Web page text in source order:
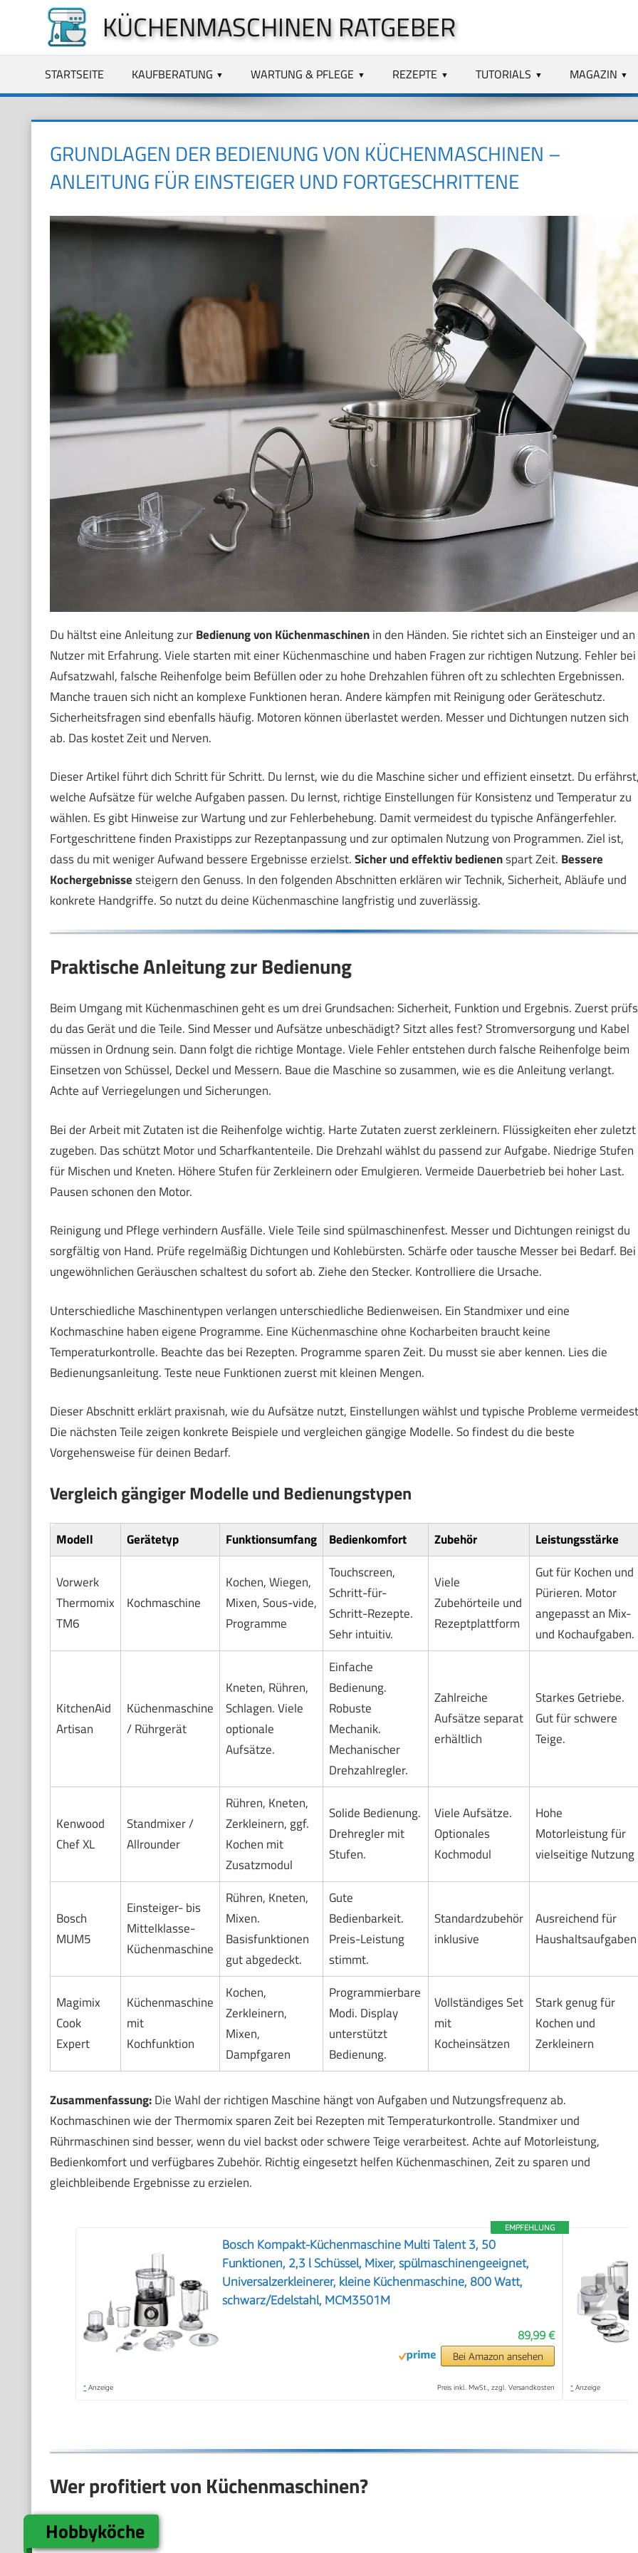
springen
KÜCHENMASCHINEN RATGEBER
STARTSEITE KAUFBERATUNG WARTUNG & PFLEGE REZEPTE TUTORIALS MAGAZIN
GRUNDLAGEN DER BEDIENUNG VON KÜCHENMASCHINEN –
ANLEITUNG FÜR EINSTEIGER UND FORTGESCHRITTENE
Du hältst eine Anleitung zurBedienung von Küchenmaschinenin den Händen. Sie richtet sich an Einsteiger und an
Nutzer mit Erfahrung. Viele starten mit einer Küchenmaschine und haben Fragen zur richtigen Nutzung. Fehler bei
Aufsatzwahl, falsche Reihenfolge beim Befüllen oder zu hohe Drehzahlen führen oft zu schlechten Ergebnissen.
Manche trauen sich nicht an komplexe Funktionen heran. Andere kämpfen mit Reinigung oder Geräteschutz.
Sicherheitsfragen sind ebenfalls häufig. Motoren können überlastet werden. Messer und Dichtungen nutzen sich
ab. Das kostet Zeit und Nerven.
Dieser Artikel führt dich Schritt für Schritt. Du lernst, wie du die Maschine sicher und effizient einsetzt. Du
welche Aufsätze für welche Aufgaben passen. Du lernst, richtige Einstellungen für Konsistenz und Temperatur zu
wählen. Es gibt Hinweise zur Wartung und zur Fehlerbehebung. Damit vermeidest du typische Anfängerfehler.
Fortgeschrittene finden Praxistipps zur Rezeptanpassung und zur optimalen Nutzung von Programmen. Ziel ist,
dass du mit weniger Aufwand bessere Ergebnisse erzielst.Sicher und effektiv bedienenspart Zeit. Bessere
Kochergebnissesteigern den Genuss. In den folgenden Abschnitten erklären wir Technik, Sicherheit, Abläufe und
konkrete Handgriffe. So nutzt du deine Küchenmaschine langfristig und zuverlässig.
Praktische Anleitung zur Bedienung
Beim Umgang mit Küchenmaschinen geht es um drei Grundsachen: Sicherheit, Funktion und Ergebnis. Zuerst
du das Gerät und die Teile. Sind Messer und Aufsätze unbeschädigt? Sitzt alles fest? Stromversorgung und Kabel
müssen in Ordnung sein. Dann folgt die richtige Montage. Viele Fehler entstehen durch falsche Reihenfolge beim
Einsetzen von Schüssel, Deckel und Messern. Baue die Maschine so zusammen, wie es die Anleitung verlangt.
Achte auf Verriegelungen und Sicherungen.
Bei der Arbeit mit Zutaten ist die Reihenfolge wichtig. Harte Zutaten zuerst zerkleinern. Flüssigkeiten eher zuletzt
zugeben. Das schützt Motor und Scharfkantenteile. Die Drehzahl wählst du passend zur Aufgabe. Niedrige Stufen
für Mischen und Kneten. Höhere Stufen für Zerkleinern oder Emulgieren. Vermeide Dauerbetrieb bei hoher Last.
Pausen schonen den Motor.
Reinigung und Pflege verhindern Ausfälle. Viele Teile sind spülmaschinenfest. Messer und Dichtungen reinigst du
sorgfältig von Hand. Prüfe regelmäßig Dichtungen und Kohlebürsten. Schärfe oder tausche Messer bei Bedarf. Bei
ungewöhnlichen Geräuschen schaltest du sofort ab. Ziehe den Stecker. Kontrolliere die Ursache.
Unterschiedliche Maschinentypen verlangen unterschiedliche Bedienweisen. Ein Standmixer und eine
Kochmaschine haben eigene Programme. Eine Küchenmaschine ohne Kocharbeiten braucht keine
Temperaturkontrolle. Beachte das bei Rezepten. Programme sparen Zeit. Du musst sie aber kennen. Lies die
Bedienungsanleitung. Teste neue Funktionen zuerst mit kleinen Mengen.
Dieser Abschnitt erklärt praxisnah, wie du Aufsätze nutzt, Einstellungen wählst und typische Probleme
Die nächsten Teile zeigen konkrete Beispiele und vergleichen gängige Modelle. So findest du die beste
Vorgehensweise für deinen Bedarf.
Vergleich gängiger Modelle und Bedienungstypen
Modell Gerätetyp Funktionsumfang Bedienkomfort Zubehör Leistungsstärke
Vorwerk
Thermomix
TM6
Kochmaschine
Kochen, Wiegen,
Mixen, Sous-vide,
Programme
Touchscreen,
Schritt-für-
Schritt-Rezepte.
Sehr intuitiv.
Viele
Zubehörteile und
Rezeptplattform
Gut für Kochen und
Pürieren. Motor
angepasst an Mix-
und Kochaufgaben.
KitchenAid
Artisan
Küchenmaschine
/ Rührgerät
Kneten, Rühren,
Schlagen. Viele
optionale
Aufsätze.
Einfache
Bedienung.
Robuste
Mechanik.
Mechanischer
Drehzahlregler.
Zahlreiche
Aufsätze separat
erhältlich
Starkes Getriebe.
Gut für schwere
Teige.
Kenwood
Chef XL
Standmixer /
Allrounder
Rühren, Kneten,
Zerkleinern, ggf.
Kochen mit
Zusatzmodul
Solide Bedienung.
Drehregler mit
Stufen.
Viele Aufsätze.
Optionales
Kochmodul
Hohe
Motorleistung für
vielseitige Nutzung
Bosch
MUM5
Einsteiger- bis
Mittelklasse-
Küchenmaschine
Rühren, Kneten,
Mixen.
Basisfunktionen
gut abgedeckt.
Gute
Bedienbarkeit.
Preis-Leistung
stimmt.
Standardzubehör
inklusive
Ausreichend für
Haushaltsaufgaben
Magimix
Cook
Expert
Küchenmaschine
mit
Kochfunktion
Kochen,
Zerkleinern,
Mixen,
Dampfgaren
Programmierbare
Modi. Display
unterstützt
Bedienung.
Vollständiges Set
mit
Kocheinsätzen
Stark genug für
Kochen und
Zerkleinern
Zusammenfassung:Die Wahl der richtigen Maschine hängt von Aufgaben und Nutzungsfrequenz ab.
Kochmaschinen wie der Thermomix sparen Zeit bei Rezepten mit Temperaturkontrolle. Standmixer und
Rührmaschinen sind besser, wenn du viel backst oder schwere Teige verarbeitest. Achte auf Motorleistung,
Bedienkomfort und verfügbares Zubehör. Richtig eingesetzt helfen Küchenmaschinen, Zeit zu sparen und
gleichbleibende Ergebnisse zu erzielen.
EMPFEHLUNG
Bosch Kompakt-Küchenmaschine Multi Talent 3, 50
Funktionen, 2,3 l Schüssel, Mixer, spülmaschinengeeignet,
Universalzerkleinerer, kleine Küchenmaschine, 800 Watt,
schwarz/Edelstahl, MCM3501M
89,99 €
Bei Amazon ansehen
* Anzeige Preis inkl. MwSt., zzgl. Versandkosten * Anzeige
❯
Wer profitiert von Küchenmaschinen?
Hobbyköche